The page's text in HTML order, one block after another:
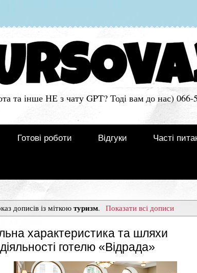
та інше НЕ з чату GPT? Тоді вам до нас)
Готові роботи Відгуки Часті
дописів із міткоютуризм. Показати всі дописи
характеристика та шляхи
готелю «Відрада»